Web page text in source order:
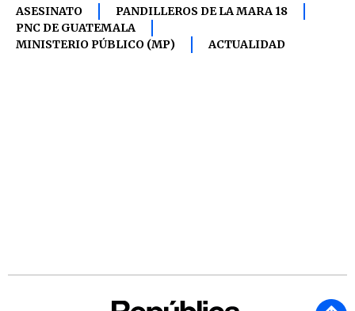
ASESINATO
PANDILLEROS DE LA MARA 18
PNC DE GUATEMALA
MINISTERIO PÚBLICO (MP)
ACTUALIDAD